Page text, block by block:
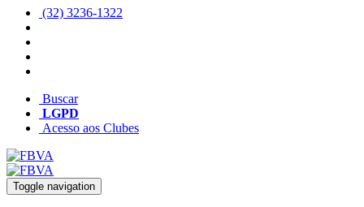
(32) 3236-1322
Buscar
LGPD
Acesso aos Clubes
Toggle navigation